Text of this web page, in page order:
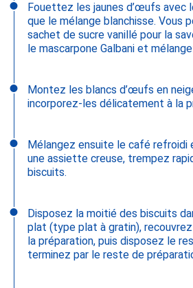
Fouettez les jaunes d’œufs avec
que le mélange blanchisse. Vous
sachet de sucre vanillé pour la
le mascarpone Galbani et
Montez les blancs d’œufs en
incorporez-les délicatement à la
Mélangez ensuite le café refroidi
une assiette creuse, trempez
biscuits.
Disposez la moitié des biscuits
plat (type plat à gratin),
la préparation, puis disposez le
terminez par le reste de